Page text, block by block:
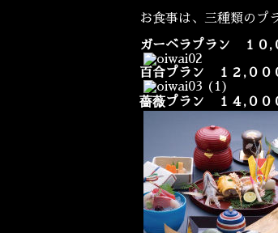
お食事は、三種類のプ
ガーベラプラン １０,
百合プラン １２,００
薔薇プラン １４,００